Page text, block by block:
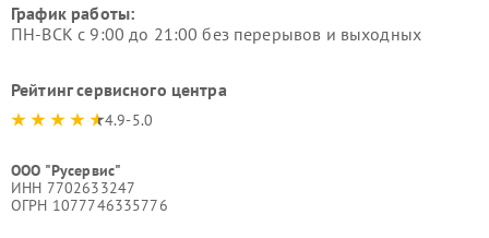
График работы:
ПН-ВСК с 9:00 до 21:00 без перерывов и выходных
Рейтинг сервисного центра
4.9-5.0
ООО "Русервис"
ИНН 7702633247
ОГРН 1077746335776